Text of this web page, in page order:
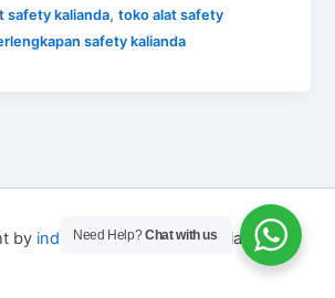
safety kalianda,toko alat safety
safety kalianda
by indo depo safetyIndonesia
Need Help?Chat with us